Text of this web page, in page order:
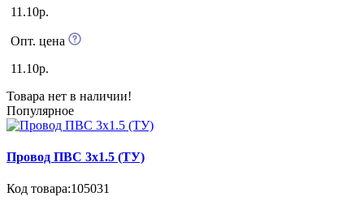
11.10р.
Опт. цена
11.10р.
Товара нет в наличии!
Популярное
Провод ПВС 3х1.5 (ТУ)
Код товара:105031